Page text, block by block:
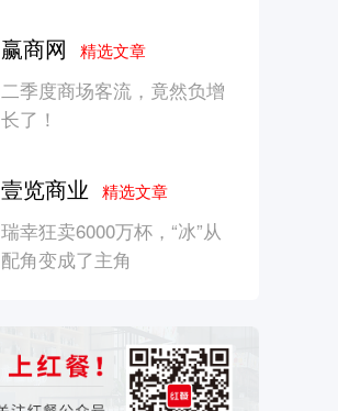
赢商网精选文章
二季度商场客流，竟然负增
长了！
壹览商业精选文章
瑞幸狂卖6000万杯，“冰”从
配角变成了主角